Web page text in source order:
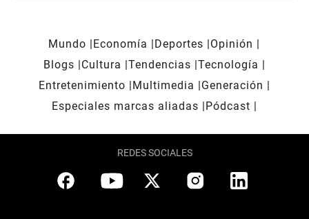
Mundo Economía Deportes
Opinión
Blogs
Cultura Tendencias Tecnología
Entretenimiento
Multimedia
Generación
Especiales marcas aliadas
Pódcast
REDES SOCIALES